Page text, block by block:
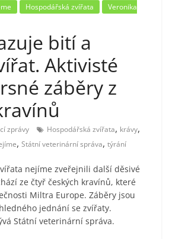
Hospodářská zvířata
Veronika
bití a
Aktivisté
záběry z
zprávy Hospodářská zvířata, krávy,
,Státní veterinární správa,týrání
nejíme zveřejnili další děsivé
ze čtyř českých kravínů, které
Miltra Europe. Záběry jsou
jednání se zvířaty.
Státní veterinární správa.